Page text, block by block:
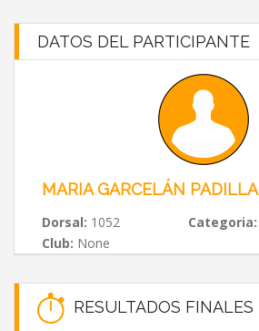
DATOS DEL PARTICIPANTE
MARIA GARCELÁN PADILLA
Dorsal: 1052 Categoria:
Club: None
RESULTADOS FINALES